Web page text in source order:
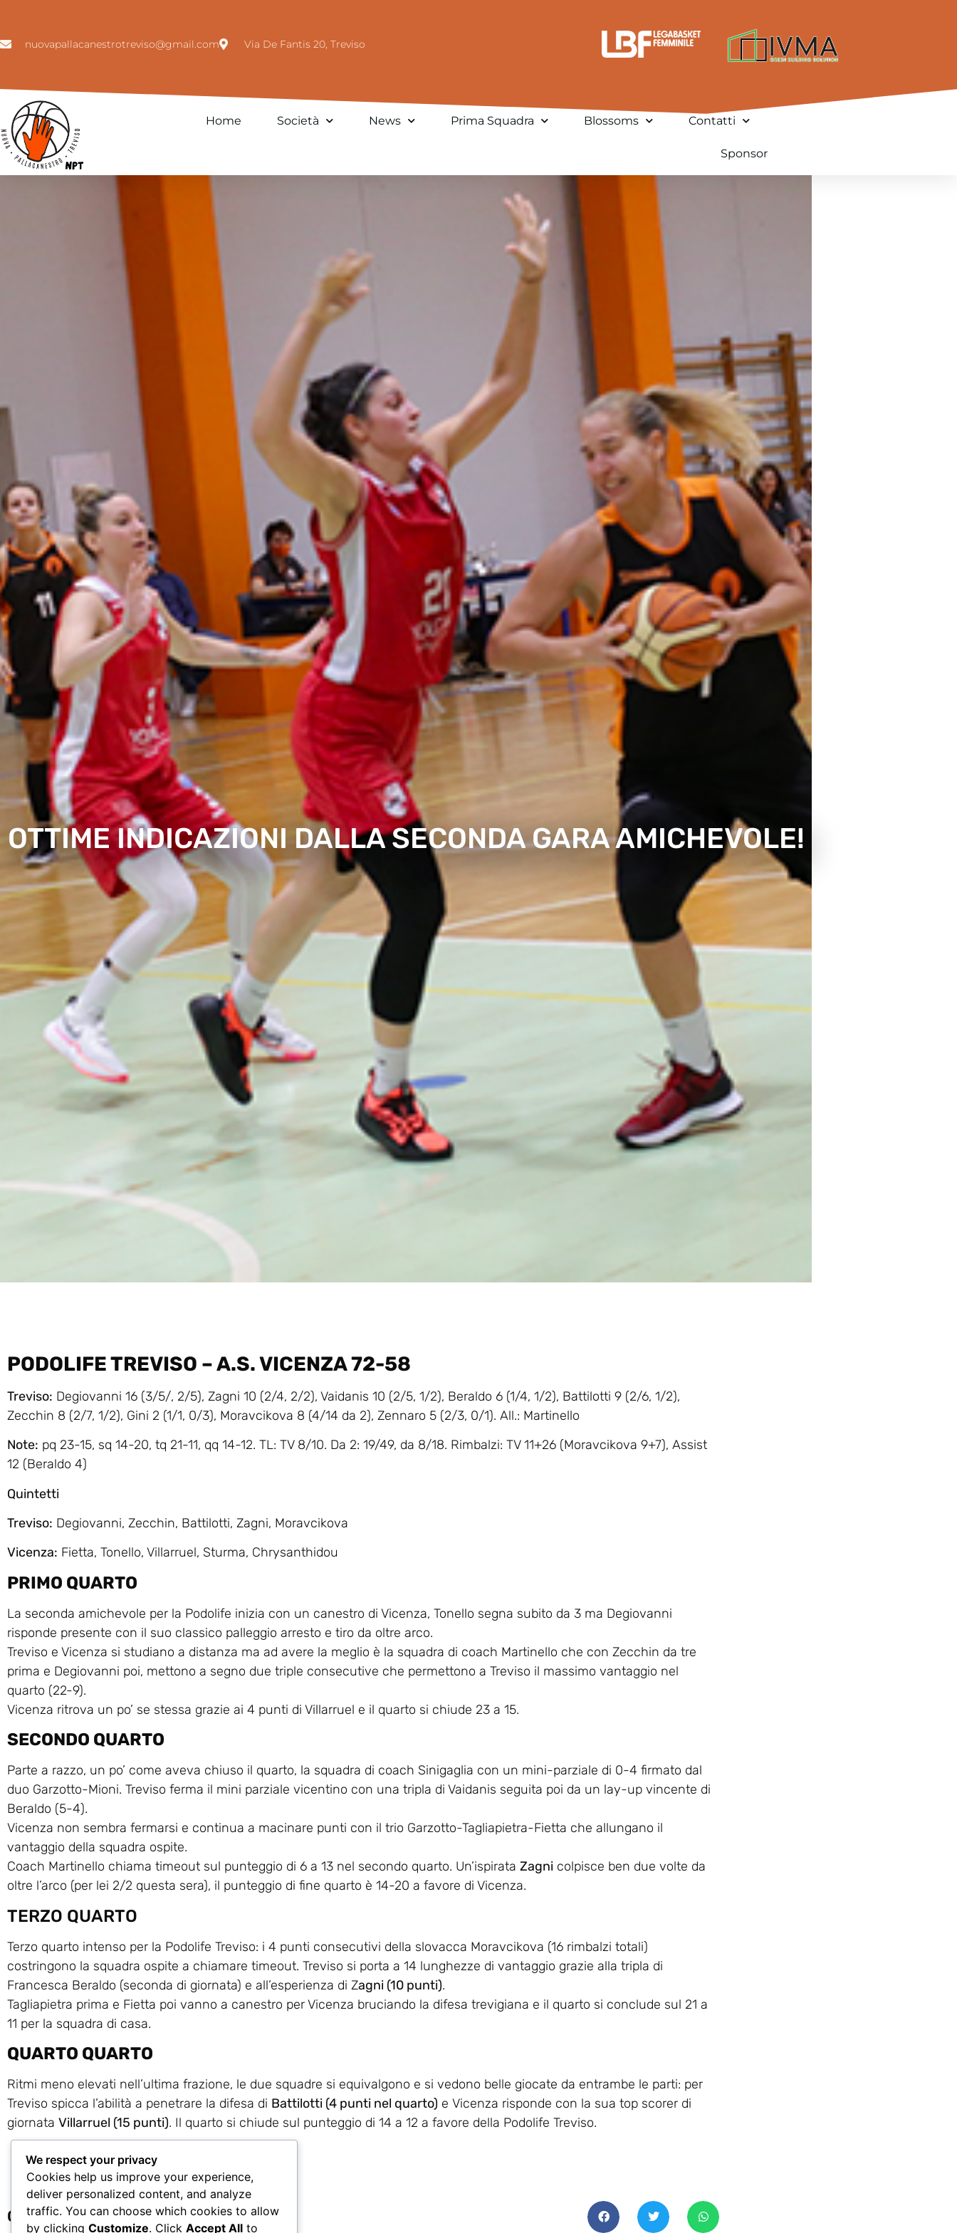
nuovapallacanestrotreviso@gmail.com Via De Fantis 20, Treviso
Home Società News Prima Squadra Blossoms Contatti
Sponsor
OTTIME INDICAZIONI DALLA SECONDA GARA AMICHEVOLE!
PODOLIFE TREVISO – A.S. VICENZA 72-58
Treviso: Degiovanni 16 (3/5/, 2/5), Zagni 10 (2/4, 2/2), Vaidanis 10 (2/5, 1/2), Beraldo 6 (1/4, 1/2), Battilotti 9 (2/6, 1/2),
Zecchin 8 (2/7, 1/2), Gini 2 (1/1, 0/3), Moravcikova 8 (4/14 da 2), Zennaro 5 (2/3, 0/1). All.: Martinello
Note: pq 23-15, sq 14-20, tq 21-11, qq 14-12. TL: TV 8/10. Da 2: 19/49, da 8/18. Rimbalzi: TV 11+26 (Moravcikova 9+7), Assist
12 (Beraldo 4)
Quintetti
Treviso: Degiovanni, Zecchin, Battilotti, Zagni, Moravcikova
Vicenza: Fietta, Tonello, Villarruel, Sturma, Chrysanthidou
PRIMO QUARTO
La seconda amichevole per la Podolife inizia con un canestro di Vicenza, Tonello segna subito da 3 ma Degiovanni
risponde presente con il suo classico palleggio arresto e tiro da oltre arco.
Treviso e Vicenza si studiano a distanza ma ad avere la meglio è la squadra di coach Martinello che con Zecchin da tre
prima e Degiovanni poi, mettono a segno due triple consecutive che permettono a Treviso il massimo vantaggio nel
quarto (22-9).
Vicenza ritrova un po’ se stessa grazie ai 4 punti di Villarruel e il quarto si chiude 23 a 15.
SECONDO QUARTO
Parte a razzo, un po’ come aveva chiuso il quarto, la squadra di coach Sinigaglia con un mini-parziale di 0-4 firmato dal
duo Garzotto-Mioni. Treviso ferma il mini parziale vicentino con una tripla di Vaidanis seguita poi da un lay-up vincente di
Beraldo (5-4).
Vicenza non sembra fermarsi e continua a macinare punti con il trio Garzotto-Tagliapietra-Fietta che allungano il
vantaggio della squadra ospite.
Coach Martinello chiama timeout sul punteggio di 6 a 13 nel secondo quarto. Un’ispirata Zagni colpisce ben due volte da
oltre l’arco (per lei 2/2 questa sera), il punteggio di fine quarto è 14-20 a favore di Vicenza.
TERZO QUARTO
Terzo quarto intenso per la Podolife Treviso: i 4 punti consecutivi della slovacca Moravcikova (16 rimbalzi totali)
costringono la squadra ospite a chiamare timeout. Treviso si porta a 14 lunghezze di vantaggio grazie alla tripla di
Francesca Beraldo (seconda di giornata) e all’esperienza di Zagni (10 punti).
Tagliapietra prima e Fietta poi vanno a canestro per Vicenza bruciando la difesa trevigiana e il quarto si conclude sul 21 a
11 per la squadra di casa.
QUARTO QUARTO
Ritmi meno elevati nell’ultima frazione, le due squadre si equivalgono e si vedono belle giocate da entrambe le parti: per
Treviso spicca l’abilità a penetrare la difesa di Battilotti (4 punti nel quarto) e Vicenza risponde con la sua top scorer di
giornata Villarruel (15 punti). Il quarto si chiude sul punteggio di 14 a 12 a favore della Podolife Treviso.
Condividi:
We respect your privacy
Cookies help us improve your experience,
deliver personalized content, and analyze
traffic. You can choose which cookies to allow
by clicking Customize. Click Accept All to